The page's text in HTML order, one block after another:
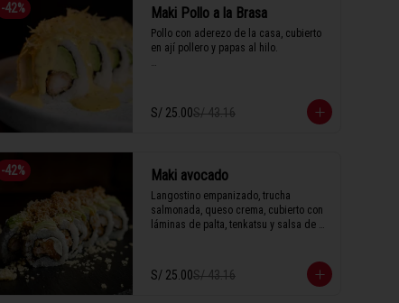
-42% Maki Pollo a la Brasa
Pollo con aderezo de la casa, cubierto
en ají pollero y papas al hilo.
1 Tabla (10 unidades)
S/ 25.00S/ 43.16
-42% Maki avocado
Langostino empanizado, trucha
salmonada, queso crema, cubierto con
láminas de palta, tenkatsu y salsa de
S/ 25.00S/ 43.16